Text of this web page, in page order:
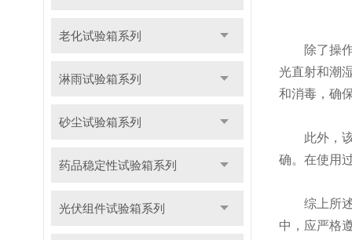
老化试验箱系列
淋雨试验箱系列
砂尘试验箱系列
药品稳定性试验箱系列
光伏组件试验箱系列
除了操作
光直射和潮
和消毒，确
此外，该
确。在使用
综上所述
中，应严格